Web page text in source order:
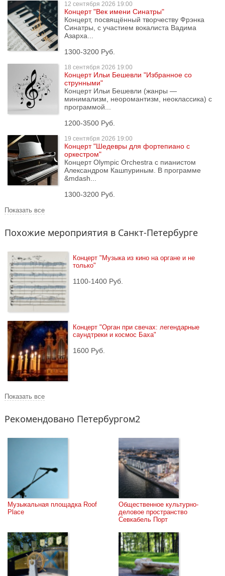
12 сентября 2026 19:00
Концерт "Век имени Синатры"
Концерт, посвящённый творчеству Фрэнка
Синатры, с участием вокалиста Вадима
Азарха...
1300-3200 Руб.
18 сентября 2026 19:00
Концерт Ильи Бешевли "Избранное со
струнными"
Концерт Ильи Бешевли (жанры —
минимализм, неоромантизм, неоклассика) с
программой...
1200-3500 Руб.
19 сентября 2026 19:00
Концерт "Шедевры для фортепиано с
оркестром"
Концерт Olympic Orchestra с пианистом
Александром Кашпуриным. В программе
&mdash...
1300-3200 Руб.
Показать все
Похожие мероприятия в Санкт-Петербурге
Концерт "Музыка из кино на органе и не
только"
1100-1400 Руб.
Концерт "Орган при свечах: легендарные
саундтреки и космос Баха"
1600 Руб.
Показать все
Рекомендовано Петербургом2
Музыкальная площадка Roof
Place
Общественное культурно-
деловое пространство
Севкабель Порт